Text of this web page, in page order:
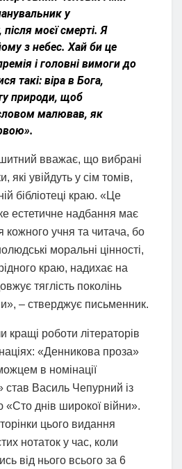
у
моєї смерті. Я
з небес. Хай би це
і головні вимоги до
такі: віра в Бога,
природи, щоб
малював, як
вважає, що вибрані
які увійдуть у сім томів,
бібліотеці краю. «Це
естетичне надбання має
кожного учня та читача, бо
моральні цінності,
краю, надихає на
тяглість поколінь
– стверджує письменник.
кращі роботи літераторів
«Денникова проза»
в номінації
Василь Чепурний із
«Сто днів широкої війни».
цього видання
нотаток у час, коли
від нього всього за 6